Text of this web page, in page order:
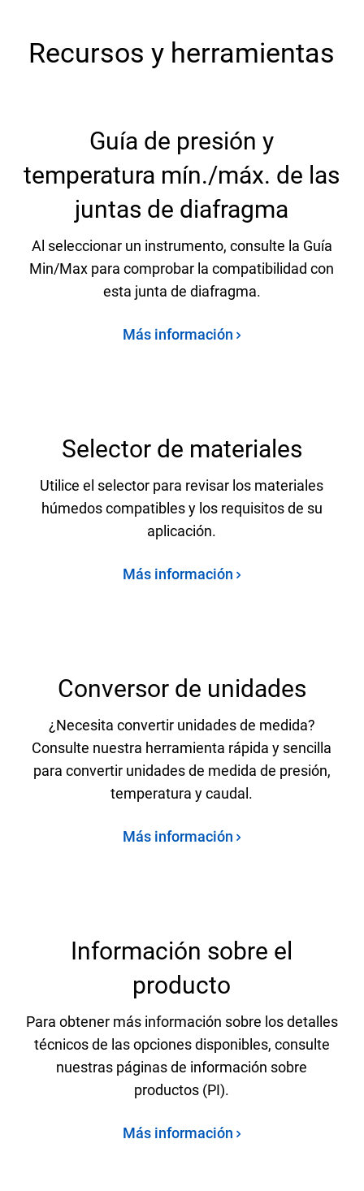
Recursos y herramientas
Guía de presión y
temperatura mín./máx. de las
juntas de diafragma
Al seleccionar un instrumento, consulte la Guía
Min/Max para comprobar la compatibilidad con
esta junta de diafragma.
Más información
Selector de materiales
Utilice el selector para revisar los materiales
húmedos compatibles y los requisitos de su
aplicación.
Más información
Conversor de unidades
¿Necesita convertir unidades de medida?
Consulte nuestra herramienta rápida y sencilla
para convertir unidades de medida de presión,
temperatura y caudal.
Más información
Información sobre el
producto
Para obtener más información sobre los detalles
técnicos de las opciones disponibles, consulte
nuestras páginas de información sobre
productos (PI).
Más información